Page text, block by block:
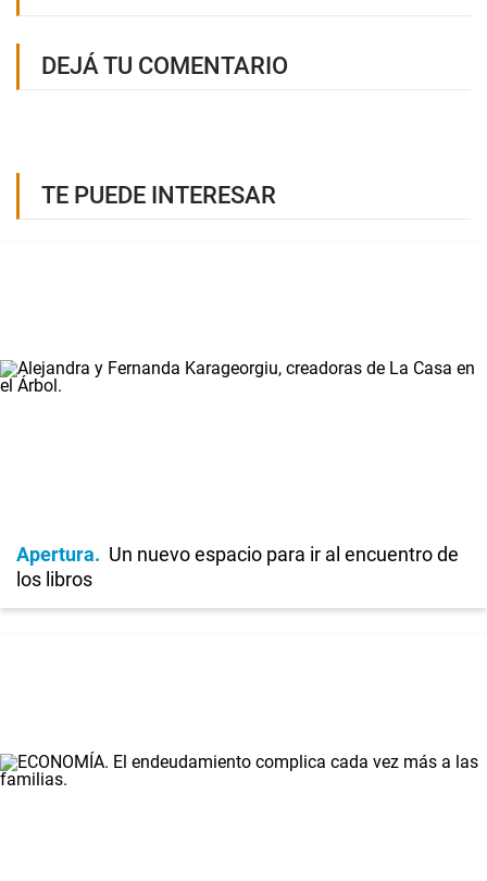
DEJÁ TU COMENTARIO
TE PUEDE INTERESAR
Apertura
Un nuevo espacio para ir al encuentro de
los libros